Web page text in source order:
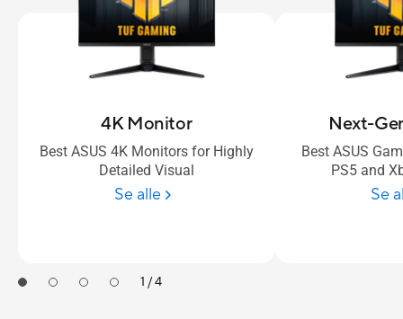
4K Monitor
Best ASUS 4K Monitors for Highly
Detailed Visual
Se alle
Next-
Best ASUS
PS5 and
Se
1 / 4